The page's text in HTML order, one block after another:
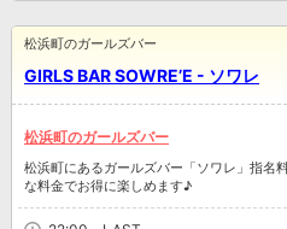
GIRLS BAR SOWRE’E - ソワレ
松浜町のガールズバー
松浜町のガールズバー
松浜町にあるガールズバー「ソワレ」指名
な料金でお得に楽しめます♪